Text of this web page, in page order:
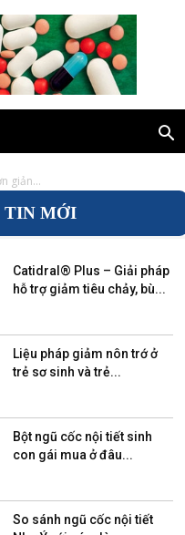
giản...
TIN MỚI
Catidral® Plus – Giải pháp
hỗ trợ giảm tiêu chảy, bù...
Liệu pháp giảm nôn trớ ở
trẻ sơ sinh và trẻ...
Bột ngũ cốc nội tiết sinh
con gái mua ở đâu...
So sánh ngũ cốc nội tiết